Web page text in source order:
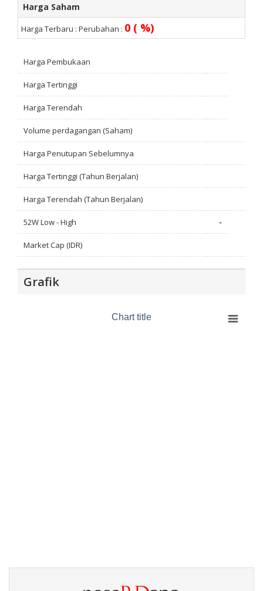
Harga Saham
Harga Terbaru : Perubahan : 0 ( %)
Harga Pembukaan
Harga Tertinggi
Harga Terendah
Volume perdagangan (Saham)
Harga Penutupan Sebelumnya
Harga Tertinggi (Tahun Berjalan)
Harga Terendah (Tahun Berjalan)
52W Low - High -
Market Cap (IDR)
Grafik
Chart title